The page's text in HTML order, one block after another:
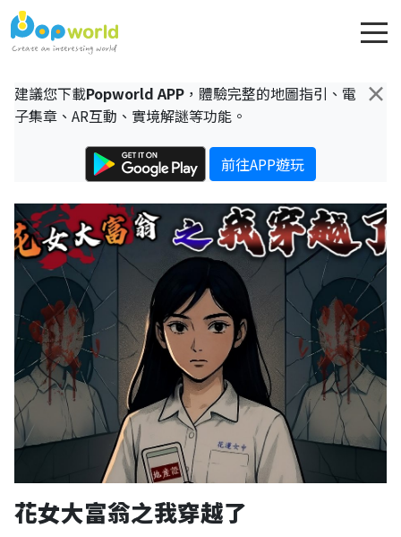
×
建議您下載Popworld APP ，體驗完整的地圖指引、電
子集章、AR互動、實境解謎等功能。
前往APP遊玩
花女大富翁之我穿越了